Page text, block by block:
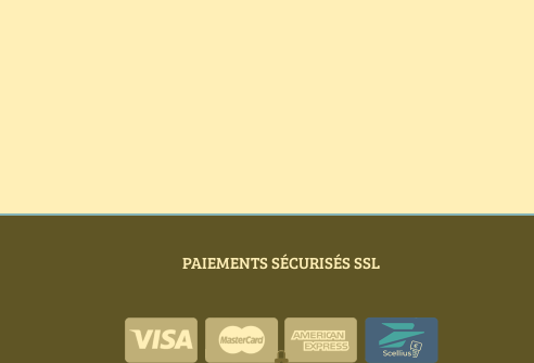
PAIEMENTS SÉCURISÉS SSL